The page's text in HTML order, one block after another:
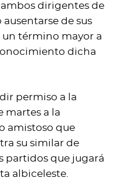
dirigentes de
ausentarse de sus
término mayor a
dicha
permiso a la
martes a la
amistoso que
su similar de
partidos que jugará
albiceleste.